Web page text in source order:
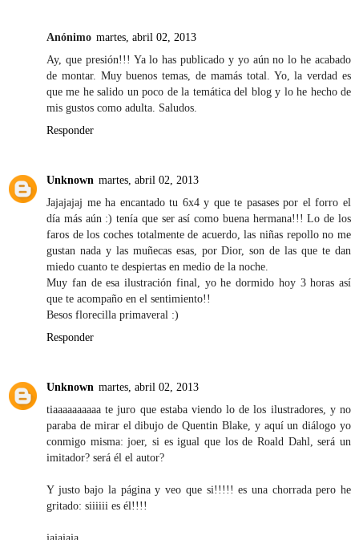
Anónimo martes, abril 02, 2013
Ay, que presión!!! Ya lo has publicado y yo aún no lo he acabado
de montar. Muy buenos temas, de mamás total. Yo, la verdad es
que me he salido un poco de la temática del blog y lo he hecho de
mis gustos como adulta. Saludos.
Responder
Unknown martes, abril 02, 2013
Jajajajaj me ha encantado tu 6x4 y que te pasases por el forro el
día más aún :) tenía que ser así como buena hermana!!! Lo de los
faros de los coches totalmente de acuerdo, las niñas repollo no me
gustan nada y las muñecas esas, por Dior, son de las que te dan
miedo cuanto te despiertas en medio de la noche.
Muy fan de esa ilustración final, yo he dormido hoy 3 horas así
que te acompaño en el sentimiento!!
Besos florecilla primaveral :)
Responder
Unknown martes, abril 02, 2013
tiaaaaaaaaaa te juro que estaba viendo lo de los ilustradores, y no
paraba de mirar el dibujo de Quentin Blake, y aquí un diálogo yo
conmigo misma: joer, si es igual que los de Roald Dahl, será un
imitador? será él el autor?
Y justo bajo la página y veo que si!!!!! es una chorrada pero he
gritado: siiiiii es él!!!!